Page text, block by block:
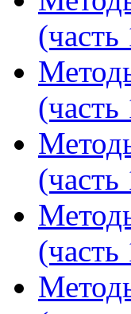
(часть
(часть
(часть
(часть